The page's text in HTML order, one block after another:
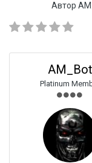
Автор
AM_Bot
Platinum